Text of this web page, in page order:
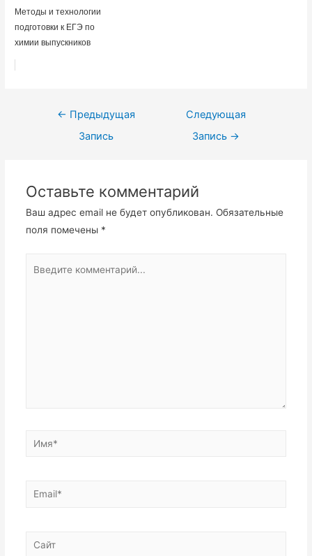
Методы и технологии
подготовки к ЕГЭ по
химии выпускников
Навигация
← Предыдущая
Запись
Следующая
Запись →
Оставьте комментарий
Ваш адрес email не будет опубликован. Обязательные
поля помечены *
Имя*
Email*
Сайт